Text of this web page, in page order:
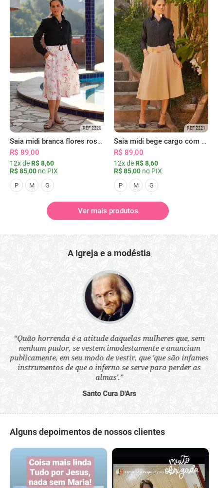
REF 2220
Saia midi branca flores rosas com bolsos
R$ 89,00
12x de R$ 8,60
R$ 85,00 no PIX
P M G
REF 2221
Saia midi bege cargo com bolsos
R$ 89,00
12x de R$ 8,60
R$ 85,00 no PIX
P M G
Ver mais produtos
A Igreja e a modéstia
“Quão horrenda é a atitude daquelas mulheres que, sem
nenhum pudor, se vestem imodestamente e anunciam
publicamente, em seu modo de vestir, que 'que são infames
instrumentos de que o inferno se serve para perder as
almas'.”
Santo Cura D'Ars
Alguns depoimentos de nossos clientes